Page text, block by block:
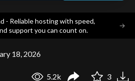
- Reliable hosting with speed,
support you can count on.
→
18, 2026
5.2k 3